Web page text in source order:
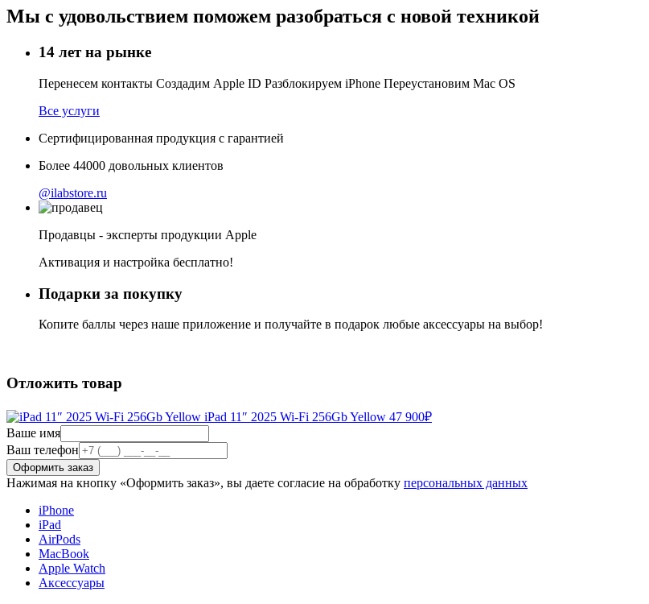
Мы с удовольствием поможем разобраться с новой техникой
14 лет на рынке
Перенесем контакты Создадим Apple ID Разблокируем iPhone Переустановим Mac OS
Все услуги
Сертифицированная продукция с гарантией
Более 44000 довольных клиентов
@ilabstore.ru
Продавцы - эксперты продукции Apple
Активация и настройка бесплатно!
Подарки за покупку
Копите баллы через наше приложение и получайте в подарок любые аксессуары на выбор!
Отложить товар
iPad 11″ 2025 Wi-Fi 256Gb Yellow 47 900₽
Ваше имя
Ваш телефон
Нажимая на кнопку «Оформить заказ», вы даете согласие на обработку персональных данных
iPhone
iPad
AirPods
MacBook
Apple Watch
Аксессуары